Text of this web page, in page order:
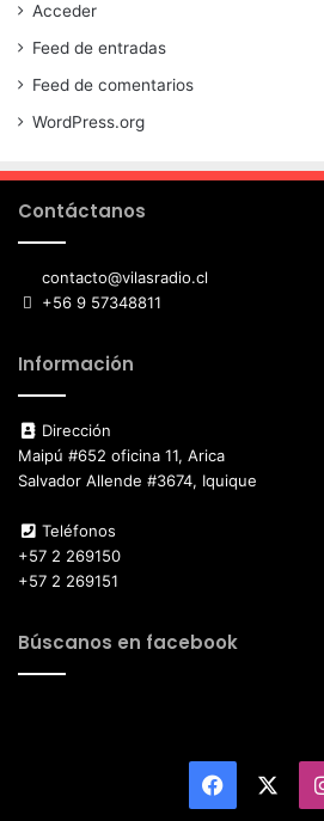
Acceder
Feed de entradas
Feed de comentarios
WordPress.org
Contáctanos
contacto@vilasradio.cl
+56 9 57348811
Información
Dirección
Maipú #652 oficina 11, Arica
Salvador Allende #3674, Iquique
Teléfonos
+57 2 269150
+57 2 269151
Búscanos en facebook
Facebook